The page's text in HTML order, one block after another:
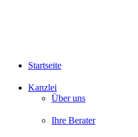
Startseite
Kanzlei
Über uns
Ihre Berater